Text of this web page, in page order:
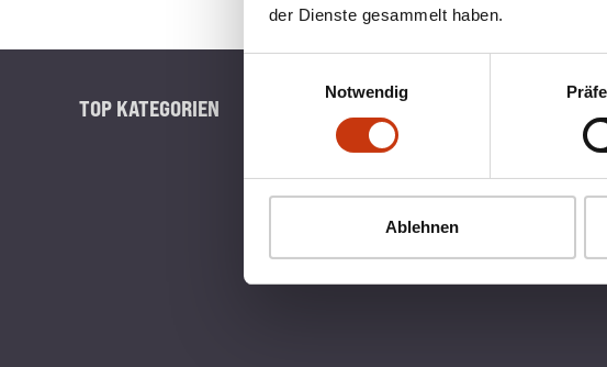
der Dienste gesammelt haben.
Notwendig
Ablehnen
TOP KATEGORIEN